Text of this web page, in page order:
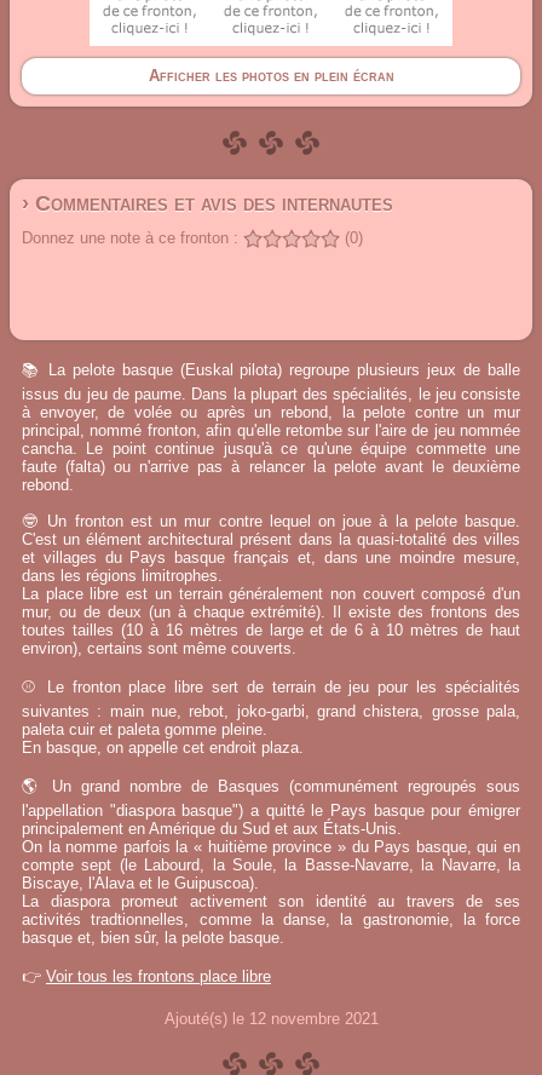
Afficher les photos en plein écran
› Commentaires et avis des internautes
Donnez une note à ce fronton : (0)
📚 La pelote basque (Euskal pilota) regroupe plusieurs jeux de balle
issus du jeu de paume. Dans la plupart des spécialités, le jeu consiste
à envoyer, de volée ou après un rebond, la pelote contre un mur
principal, nommé fronton, afin qu'elle retombe sur l'aire de jeu nommée
cancha. Le point continue jusqu'à ce qu'une équipe commette une
faute (falta) ou n'arrive pas à relancer la pelote avant le deuxième
rebond.
🤓 Un fronton est un mur contre lequel on joue à la pelote basque.
C'est un élément architectural présent dans la quasi-totalité des villes
et villages du Pays basque français et, dans une moindre mesure,
dans les régions limitrophes.
La place libre est un terrain généralement non couvert composé d'un
mur, ou de deux (un à chaque extrémité). Il existe des frontons des
toutes tailles (10 à 16 mètres de large et de 6 à 10 mètres de haut
environ), certains sont même couverts.
⚾ Le fronton place libre sert de terrain de jeu pour les spécialités
suivantes : main nue, rebot, joko-garbi, grand chistera, grosse pala,
paleta cuir et paleta gomme pleine.
En basque, on appelle cet endroit plaza.
🌎 Un grand nombre de Basques (communément regroupés sous
l'appellation "diaspora basque") a quitté le Pays basque pour émigrer
principalement en Amérique du Sud et aux États-Unis.
On la nomme parfois la « huitième province » du Pays basque, qui en
compte sept (le Labourd, la Soule, la Basse-Navarre, la Navarre, la
Biscaye, l'Alava et le Guipuscoa).
La diaspora promeut activement son identité au travers de ses
activités tradtionnelles, comme la danse, la gastronomie, la force
basque et, bien sûr, la pelote basque.
👉 Voir tous les frontons place libre
Ajouté(s) le 12 novembre 2021